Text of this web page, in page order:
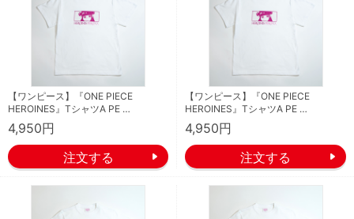
【ワンピース】『ONE PIECE
HEROINES』TシャツA PE …
4,950円
【ワンピース】『ONE PIECE
HEROINES』TシャツA PE …
4,950円